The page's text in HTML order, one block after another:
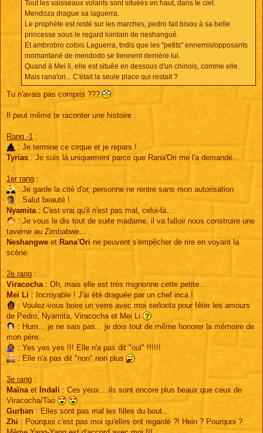
Tout les vaisseaux volants sont situées en haut, dans le ciel.
Mendoza drague sa laguerra.
Le prophète est resté sur les marches, pedro fait bisou à sa belle
princesse sous le regard lointain de neshangué.
Et ambrobro cotois Laguerra, tndis que les "petits" ennemis/opposants
momantané de mendodo se tiennent derrière lui.
Quand à Mei li, elle est située en dessous d'un chinois, comme elle.
Mais rana'ori... C'était la seule place qui restait ?
Tu n'avais pas compris ???
Il peut même te raconter une histoire :
Rang -1 :
: Je termine ce cirque et je repars !
Tyrias : Je suis là uniquement parce que Rana'Ori me l'a demandé...
1er rang :
: Je garde la cité d'or, personne ne rentre sans mon autorisation
: Salut beauté !
Nyamita: C'est vrai qu'il n'est pas mal, celui-là...
: Je vous le dis tout de suite madame, il va falloir nous construire une
taverne au Zimbabwe...
Neshangwe et Rana'Ori ne peuvent s'empêcher de rire en voyant la
scène.
2e rang :
Viracocha: Oh, mais elle est très mignonne cette petite...
Mei Li : Incroyable ! J'ai été draguée par un chef inca !
: Voulez-vous boire un verre avec moi señorita pour fêter les amours
de Pedro, Nyamita, Viracocha et Mei Li
: Hum... je ne sais pas... je dois tout de même honorer la mémoire de
mon père...
: Yes yes yes !!! Elle n'a pas dit "oui" !!!!!!
: Elle n'a pas dit "non" non plus
3e rang :
Maïnaet Indali : Ces yeux... ils sont encore plus beaux que ceux de
Viracocha/Tao
Gurban : Elles sont pas mal les filles du bout...
Zhi : Pourquoi c'est pas moi qu'elles ont regardé ?! Hein ? Pourquoi ?